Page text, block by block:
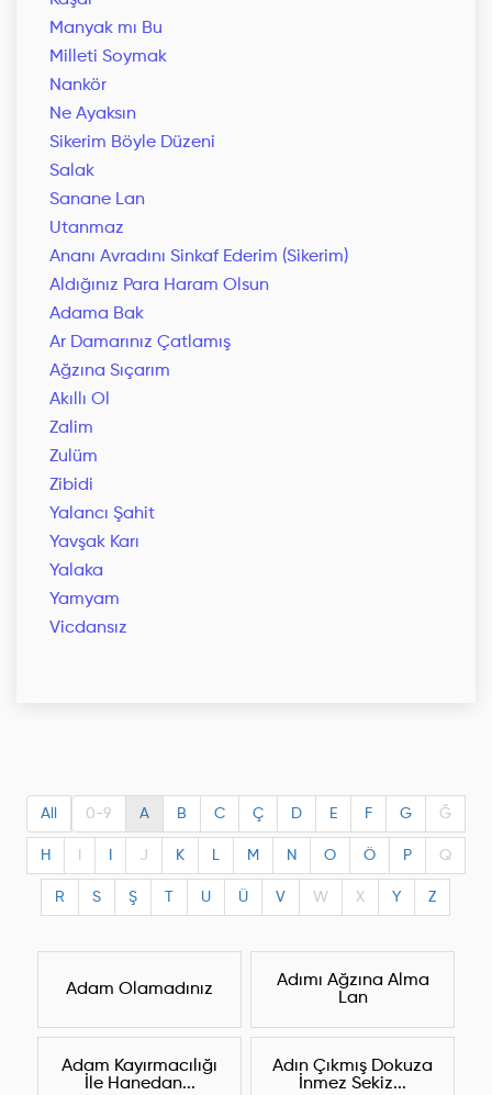
Manyak mı Bu
Milleti Soymak
Nankör
Ne Ayaksın
Sikerim Böyle Düzeni
Salak
Sanane Lan
Utanmaz
Ananı Avradını Sinkaf Ederim (Sikerim)
Aldığınız Para Haram Olsun
Adama Bak
Ar Damarınız Çatlamış
Ağzına Sıçarım
Akıllı Ol
Zalim
Zulüm
Zibidi
Yalancı Şahit
Yavşak Karı
Yalaka
Yamyam
Vicdansız
All 0-9 A B C Ç D E F G Ğ
H J K L M N O Ö P Q
R S Ş U Ü V W X Y Z
Adam Olamadınız
Adımı Ağzına Alma
Lan
Adam Kayırmacılığı
İle Hanedan...
Adın Çıkmış Dokuza
İnmez Sekiz...